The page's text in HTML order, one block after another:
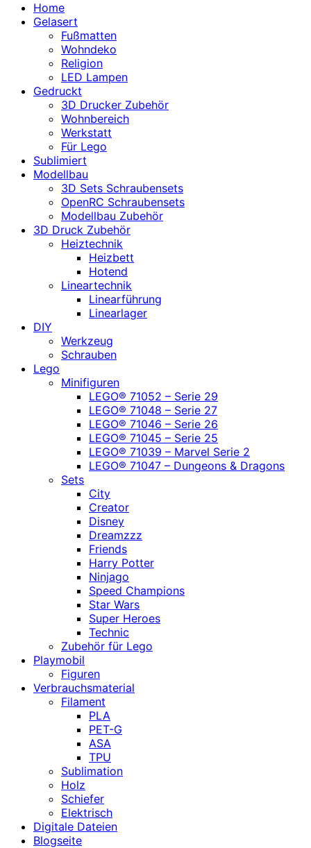
Home
Gelasert
Fußmatten
Wohndeko
Religion
LED Lampen
Gedruckt
3D Drucker Zubehör
Wohnbereich
Werkstatt
Für Lego
Sublimiert
Modellbau
3D Sets Schraubensets
OpenRC Schraubensets
Modellbau Zubehör
3D Druck Zubehör
Heiztechnik
Heizbett
Hotend
Lineartechnik
Linearführung
Linearlager
DIY
Werkzeug
Schrauben
Lego
Minifiguren
LEGO® 71052 – Serie 29
LEGO® 71048 – Serie 27
LEGO® 71046 – Serie 26
LEGO® 71045 – Serie 25
LEGO® 71039 – Marvel Serie 2
LEGO® 71047 – Dungeons & Dragons
Sets
City
Creator
Disney
Dreamzzz
Friends
Harry Potter
Ninjago
Speed Champions
Star Wars
Super Heroes
Technic
Zubehör für Lego
Playmobil
Figuren
Verbrauchsmaterial
Filament
PLA
PET-G
ASA
TPU
Sublimation
Holz
Schiefer
Elektrisch
Digitale Dateien
Blogseite